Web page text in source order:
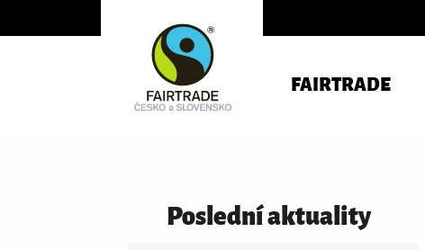
FAIRTRADE
Poslední aktuality